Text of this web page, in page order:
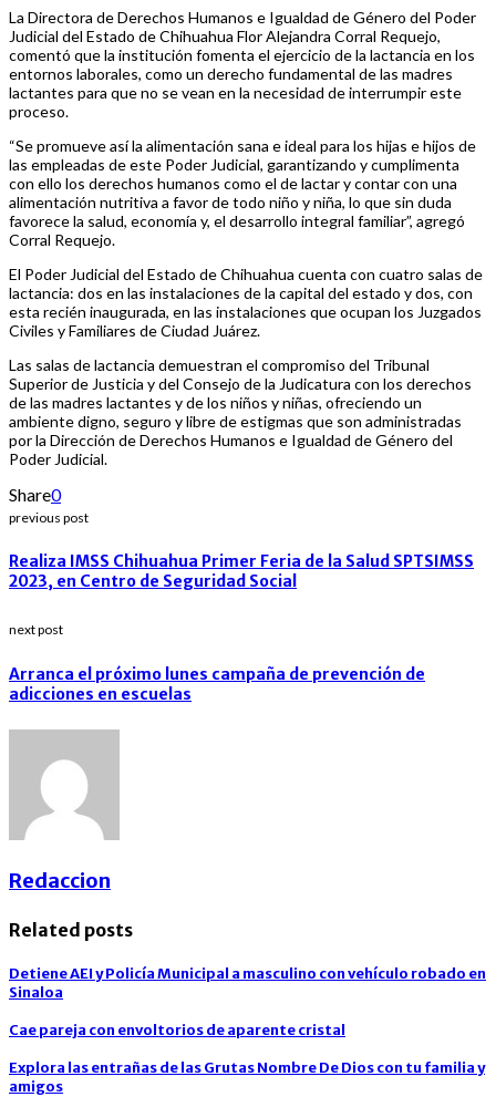
La Directora de Derechos Humanos e Igualdad de Género del Poder
Judicial del Estado de Chihuahua Flor Alejandra Corral Requejo,
comentó que la institución fomenta el ejercicio de la lactancia en los
entornos laborales, como un derecho fundamental de las madres
lactantes para que no se vean en la necesidad de interrumpir este
proceso.
“Se promueve así la alimentación sana e ideal para los hijas e hijos de
las empleadas de este Poder Judicial, garantizando y cumplimenta
con ello los derechos humanos como el de lactar y contar con una
alimentación nutritiva a favor de todo niño y niña, lo que sin duda
favorece la salud, economía y, el desarrollo integral familiar”, agregó
Corral Requejo.
El Poder Judicial del Estado de Chihuahua cuenta con cuatro salas de
lactancia: dos en las instalaciones de la capital del estado y dos, con
esta recién inaugurada, en las instalaciones que ocupan los Juzgados
Civiles y Familiares de Ciudad Juárez.
Las salas de lactancia demuestran el compromiso del Tribunal
Superior de Justicia y del Consejo de la Judicatura con los derechos
de las madres lactantes y de los niños y niñas, ofreciendo un
ambiente digno, seguro y libre de estigmas que son administradas
por la Dirección de Derechos Humanos e Igualdad de Género del
Poder Judicial.
Share0
previous post
Realiza IMSS Chihuahua Primer Feria de la Salud SPTSIMSS
2023, en Centro de Seguridad Social
next post
Arranca el próximo lunes campaña de prevención de
adicciones en escuelas
Redaccion
Related posts
Detiene AEI y Policía Municipal a masculino con vehículo robado en
Sinaloa
Cae pareja con envoltorios de aparente cristal
Explora las entrañas de las Grutas Nombre De Dios con tu familia y
amigos